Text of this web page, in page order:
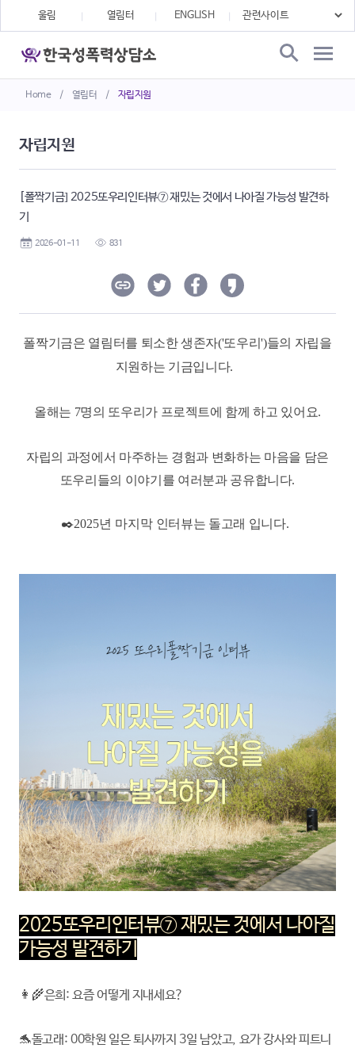
Home / 열림터 / 자립지원
울림 열림터 ENGLISH
자립지원
[폴짝기금] 2025또우리인터뷰⑦ 재밌는 것에서 나아질 가능성 발견하
기
2026-01-11 831
폴짝기금은 열림터를 퇴소한 생존자('또우리')들의 자립을
지원하는 기금입니다.
올해는 7명의 또우리가 프로젝트에 함께 하고 있어요.
자립의 과정에서 마주하는 경험과 변화하는 마음을 담은
또우리들의 이야기를 여러분과 공유합니다.
✒️2025년 마지막 인터뷰는 돌고래 입니다.
2025또우리인터뷰⑦ 재밌는 것에서 나아질
가능성 발견하기
👩‍🌾은희: 요즘 어떻게 지내세요?
🐬돌고래: 00학원 일은 퇴사까지 3일 남았고, 요가 강사와 피트니